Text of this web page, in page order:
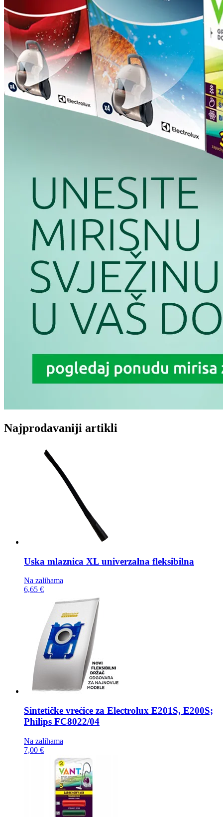
Najprodavaniji artikli
Uska mlaznica XL univerzalna fleksibilna
Na zalihama
6,65 €
Sintetičke vrećice za Electrolux E201S, E200S;
Philips FC8022/04
Na zalihama
7,00 €